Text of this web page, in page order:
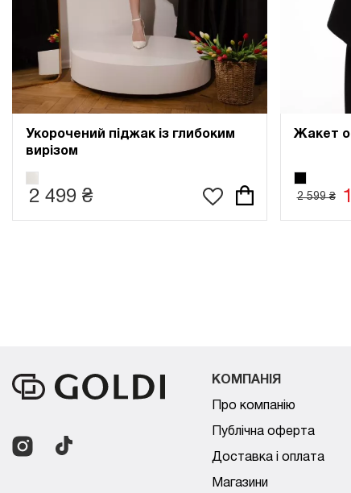
Укорочений піджак із глибоким
вирізом
2 499 ₴
Жакет
2 599 ₴
КОМПАНІЯ
Про компанію
Публічна оферта
Доставка і оплата
Магазини